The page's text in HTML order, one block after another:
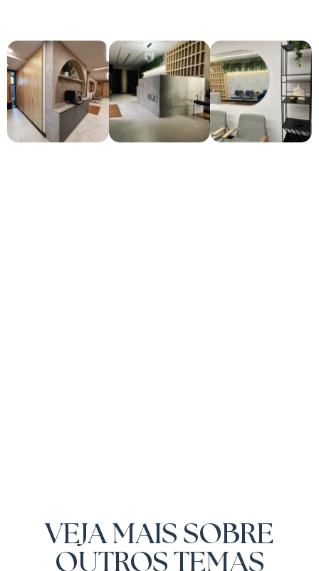
VEJA MAIS SOBRE
OUTROS TEMAS